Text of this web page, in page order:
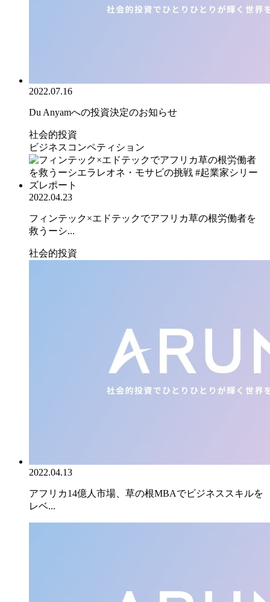
2022.07.16
Du Anyamへの投資決定のお知らせ
社会的投資
ビジネスコンペティション
2022.04.23
フィンテック×エドテックでアフリカ草の根労働者を
救うーシ...
社会的投資
2022.04.13
アフリカ14億人市場、草の根MBAでビジネススキルを
レベ...